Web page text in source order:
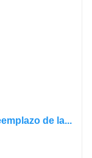
de la...